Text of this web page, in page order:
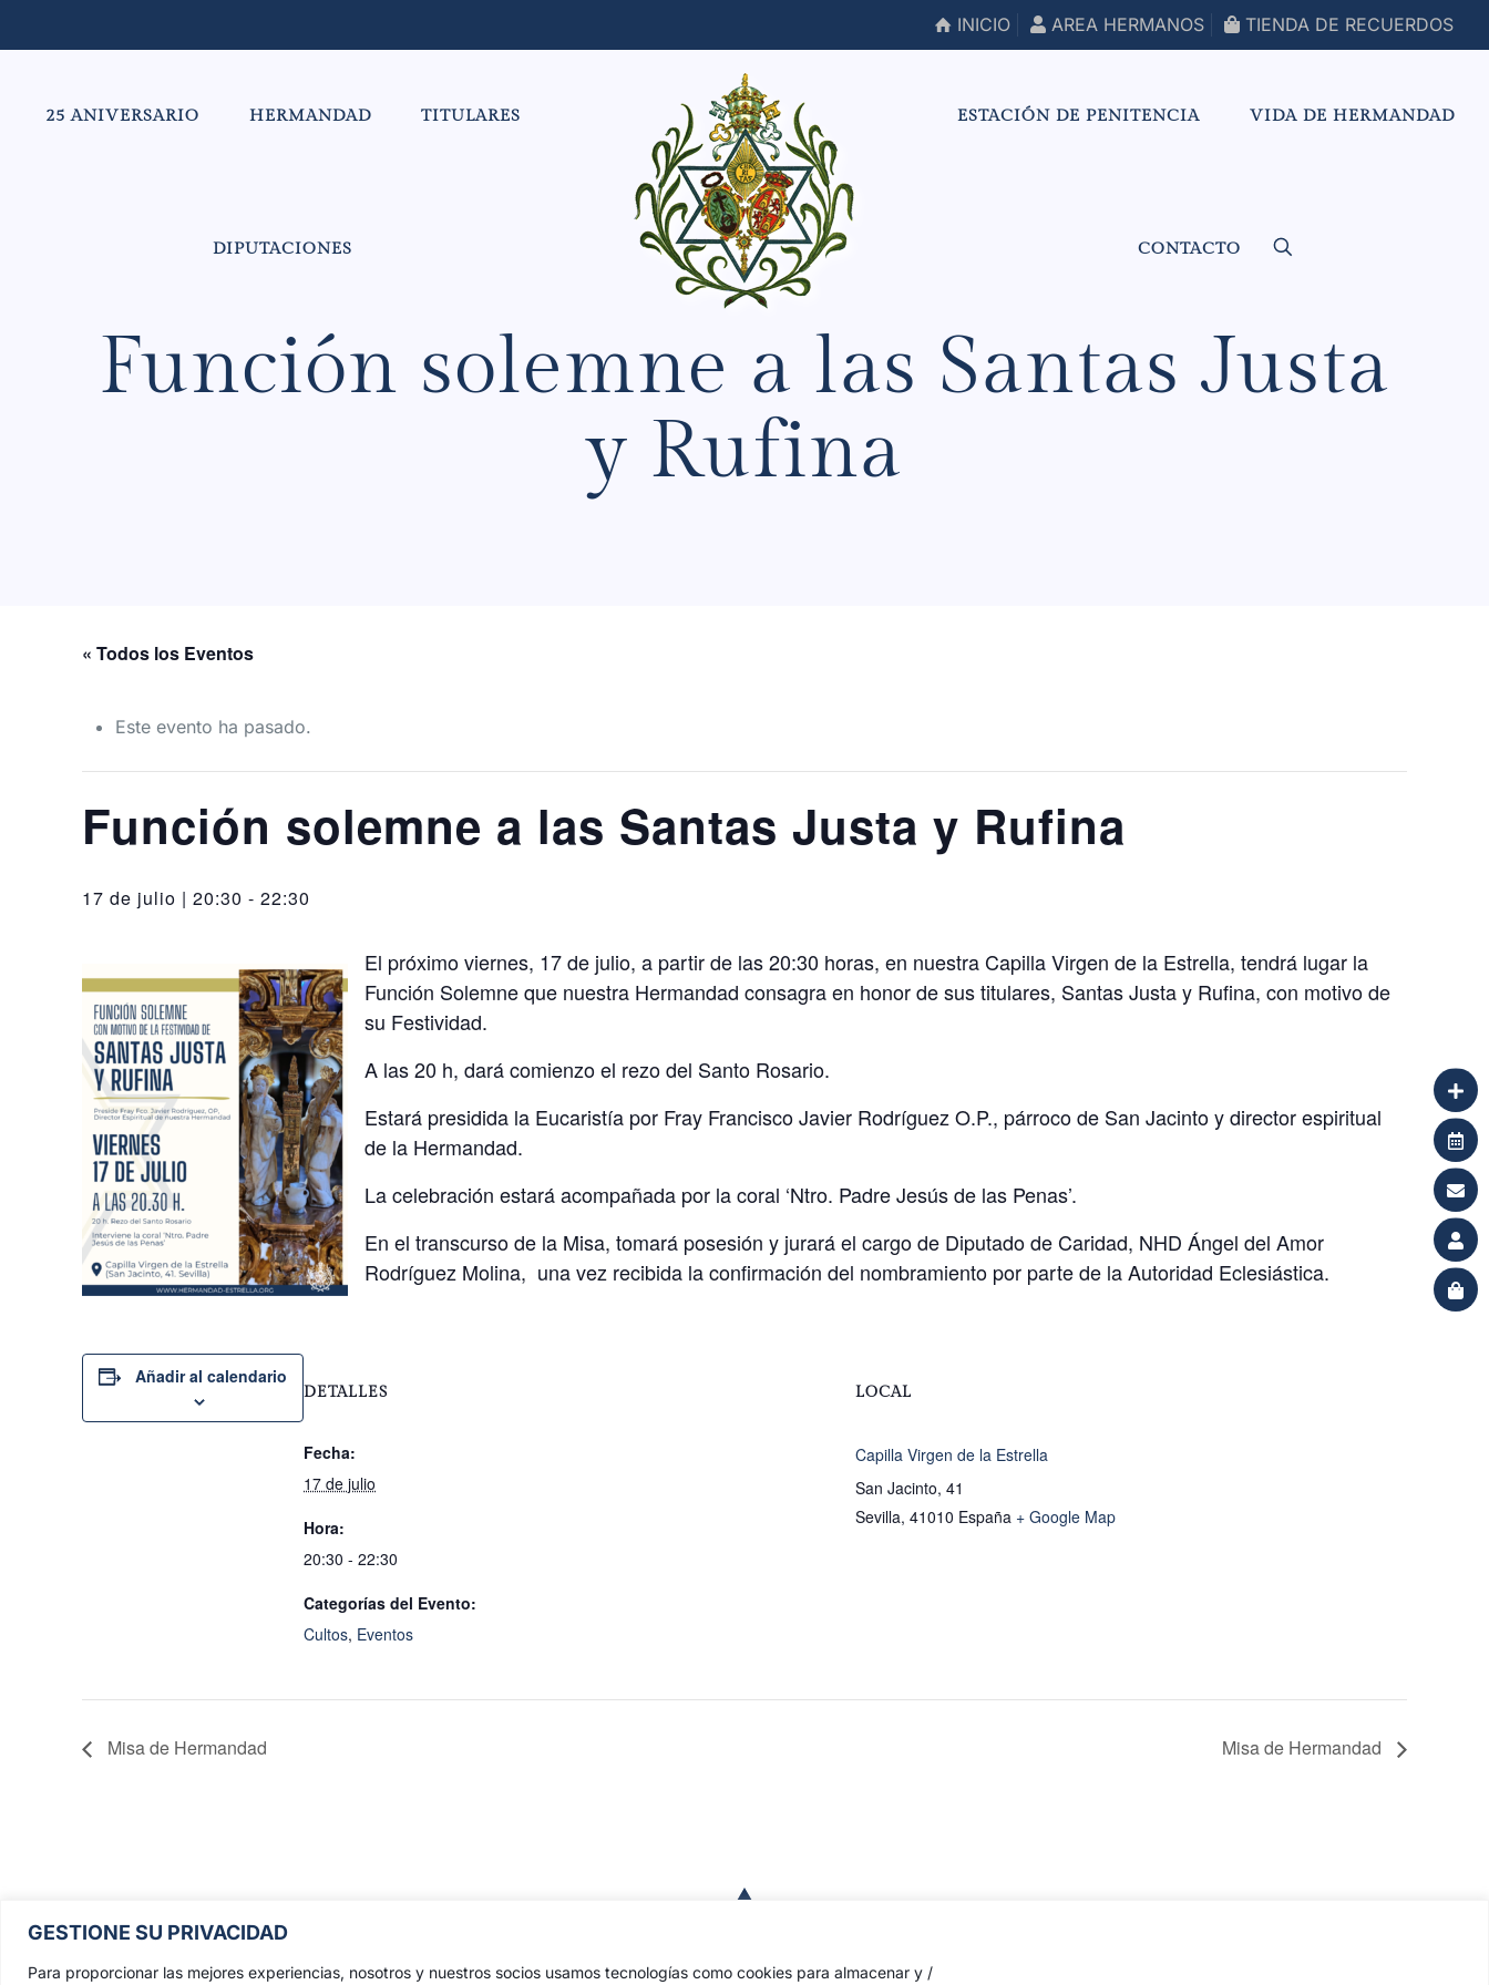
GESTIONE SU PRIVACIDAD
Para proporcionar las mejores experiencias, nosotros y nuestros socios usamos tecnologías como cookies para almacenar y /
INICIO AREA HERMANOS TIENDA DE RECUERDOS
25 ANIVERSARIO HERMANDAD TITULARES
DIPUTACIONES
ESTACIÓN DE PENITENCIA VIDA DE HERMANDAD
CONTACTO
Función solemne a las Santas Justa
y Rufina
« Todos los Eventos
Este evento ha pasado.
Función solemne a las Santas Justa y Rufina
17 de julio | 20:30 -22:30
El próximo viernes, 17 de julio, a partir de las 20:30 horas, en nuestra Capilla Virgen de la Estrella, tendrá lugar la
Función Solemne que nuestra Hermandad consagra en honor de sus titulares, Santas Justa y Rufina, con motivo de
su Festividad.
A las 20 h, dará comienzo el rezo del Santo Rosario.
Estará presidida la Eucaristía por Fray Francisco Javier Rodríguez O.P., párroco de San Jacinto y director espiritual
de la Hermandad.
La celebración estará acompañada por la coral ‘Ntro. Padre Jesús de las Penas’.
En el transcurso de la Misa, tomará posesión y jurará el cargo de Diputado de Caridad, NHD Ángel del Amor
Rodríguez Molina, una vez recibida la confirmación del nombramiento por parte de la Autoridad Eclesiástica.
Añadir al calendario
DETALLES
Fecha:
17 de julio
Hora:
20:30 - 22:30
Categorías del Evento:
Cultos, Eventos
LOCAL
Capilla Virgen de la Estrella
San Jacinto, 41
Sevilla, 41010 España + Google Map
Misa de Hermandad Misa de Hermandad
Hermandad Sacramental y Cofradía de
Nazarenos de Nuestro Padre Jesús de las